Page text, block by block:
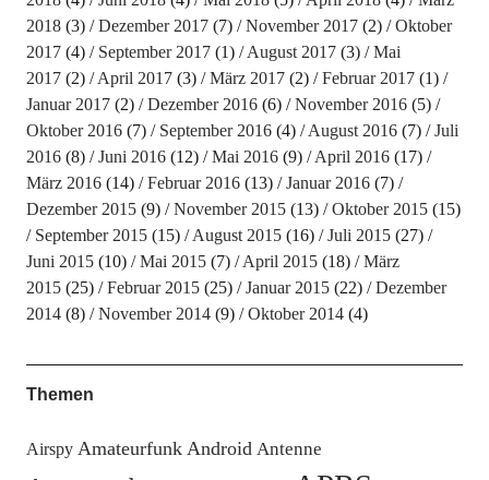
2018(3) Dezember 2017(7) November 2017(2)
Oktober
2017(4) September 2017(1) August 2017(3)
Mai
2017(2) April 2017(3) März 2017(2) Februar 2017(1)
Januar 2017(2) Dezember 2016(6) November 2016(5)
Oktober 2016(7) September 2016(4) August 2016(7)
Juli
2016(8) Juni 2016(12) Mai 2016(9) April 2016(17)
März 2016(14) Februar 2016(13) Januar 2016(7)
Dezember 2015(9) November 2015(13) Oktober 2015(15)
September 2015(15) August 2015(16) Juli 2015(27)
Juni 2015(10) Mai 2015(7) April 2015(18)
März
2015(25) Februar 2015(25) Januar 2015(22)
Dezember
2014(8) November 2014(9) Oktober 2014(4)
Themen
Airspy Amateurfunk Android Antenne